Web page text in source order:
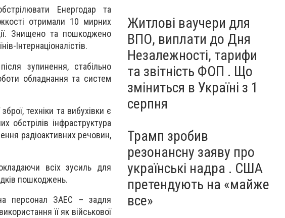
Енергодар та
отримали 10 мирних
Знищено та пошкоджено
Інтернаціоналістів.
зупинення, стабільно
обладнання та систем
техніки та вибухівки є
обстрілів інфраструктура
радіоактивних речовин,
всіх зусиль для
пошкоджень.
персонал ЗАЕС – задля
її як військової
Житлові ваучери для
ВПО, виплати до Дня
Незалежності, тарифи
та звітність ФОП . Що
зміниться в Україні з 1
серпня
Трамп зробив
резонансну заяву про
українські надра . США
претендують на «майже
все»